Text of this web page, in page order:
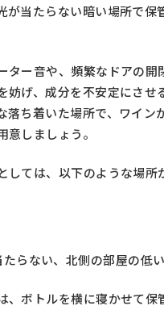
が当たらない暗い場所で保
ター音や、頻繁なドアの開
妨げ、成分を不安定にさせ
落ち着いた場所で、ワイン
しましょう。
しては、以下のような場所
らない、北側の部屋の低
、ボトルを横に寝かせて保